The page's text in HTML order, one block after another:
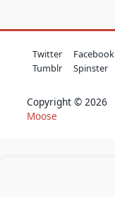
Twitter Facebook
Tumblr
Spinster
Copyright © 2026
Moose